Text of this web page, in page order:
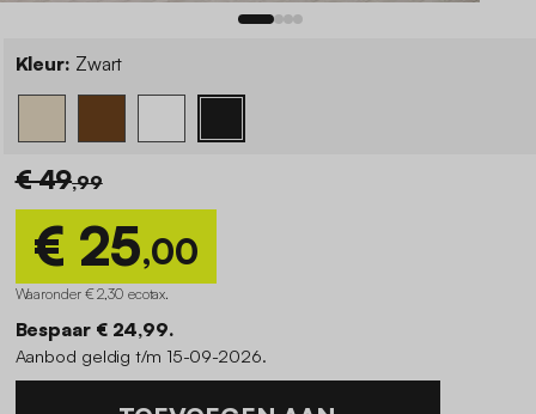
Kleur: Zwart
€ 49,99
€ 25,00
Waaronder € 2,30 ecotax.
Bespaar € 24,99.
Aanbod geldig t/m 15-09-2026.